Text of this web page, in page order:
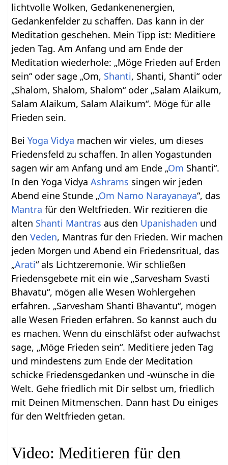
lichtvolle Wolken, Gedankenenergien,
Gedankenfelder zu schaffen. Das kann in der
Meditation geschehen. Mein Tipp ist: Meditiere
jeden Tag. Am Anfang und am Ende der
Meditation wiederhole: „Möge Frieden auf Erden
sein“ oder sage „Om, Shanti, Shanti, Shanti“ oder
„Shalom, Shalom, Shalom“ oder „Salam Alaikum,
Salam Alaikum, Salam Alaikum“. Möge für alle
Frieden sein.
BeiYoga Vidya machen wir vieles, um dieses
Friedensfeld zu schaffen. In allen Yogastunden
sagen wir am Anfang und am Ende „Om Shanti“.
In den Yoga VidyaAshrams singen wir jeden
Abend eine Stunde „Om Namo Narayanaya“, das
Mantra für den Weltfrieden. Wir rezitieren die
alten Shanti Mantras aus den Upanishaden und
denVeden, Mantras für den Frieden. Wir machen
jeden Morgen und Abend ein Friedensritual, das
„Arati“ als Lichtzeremonie. Wir schließen
Friedensgebete mit ein wie „Sarvesham Svasti
Bhavatu“, mögen alle Wesen Wohlergehen
erfahren. „Sarvesham Shanti Bhavantu“, mögen
alle Wesen Frieden erfahren. So kannst auch du
es machen. Wenn du einschläfst oder aufwachst
sage, „Möge Frieden sein“. Meditiere jeden Tag
und mindestens zum Ende der Meditation
schicke Friedensgedanken und -wünsche in die
Welt. Gehe friedlich mit Dir selbst um, friedlich
mit Deinen Mitmenschen. Dann hast Du einiges
für den Weltfrieden getan.
Video: Meditieren für den